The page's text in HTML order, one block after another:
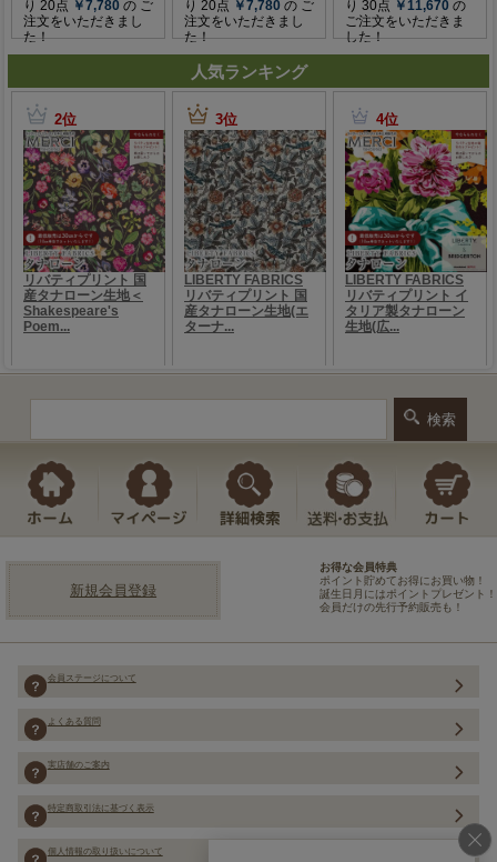
人気ランキング
新規会員登録
お得な会員特典
ポイント貯めてお得にお買い物！
誕生日月にはポイントプレゼント！
会員だけの先行予約販売も！
会員ステージについて
よくある質問
実店舗のご案内
特定商取引法に基づく表示
個人情報の取り扱いについて